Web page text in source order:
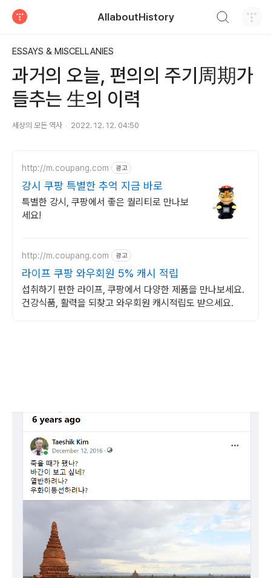
AllaboutHistory
ESSAYS & MISCELLANIES
과거의 오늘, 편의의 주기周期가
들추는 生의 이력
세상의 모든 역사 2022. 12. 12. 04:50
http://m.coupang.com 광고
강시 쿠팡 특별한 추억 지금 바로
특별한 강시, 쿠팡에서 좋은 퀄리티로 만나보
세요!
http://m.coupang.com 광고
라이프 쿠팡 와우회원 5% 캐시 적립
섭취하기 편한 라이프, 쿠팡에서 다양한 제품을 만나보세요.
건강식품, 활력을 되찾고 와우회원 캐시적립도 받으세요.